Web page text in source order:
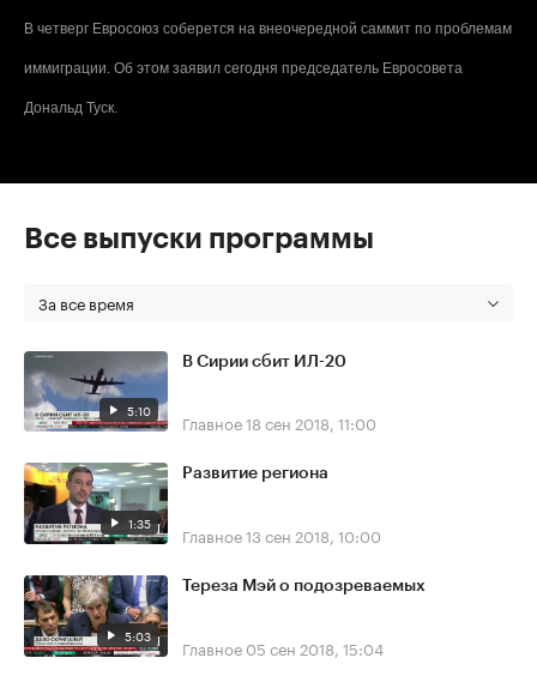
В четверг Евросоюз соберется на внеочередной саммит по проблемам
иммиграции. Об этом заявил сегодня председатель Евросовета
Дональд Туск.
Все выпуски программы
За все время
5:10
В Сирии сбит ИЛ-20
Главное18 сен 2018, 11:00
1:35
Развитие региона
Главное13 сен 2018, 10:00
5:03
Тереза Мэй о подозреваемых
Главное 05 сен 2018, 15:04